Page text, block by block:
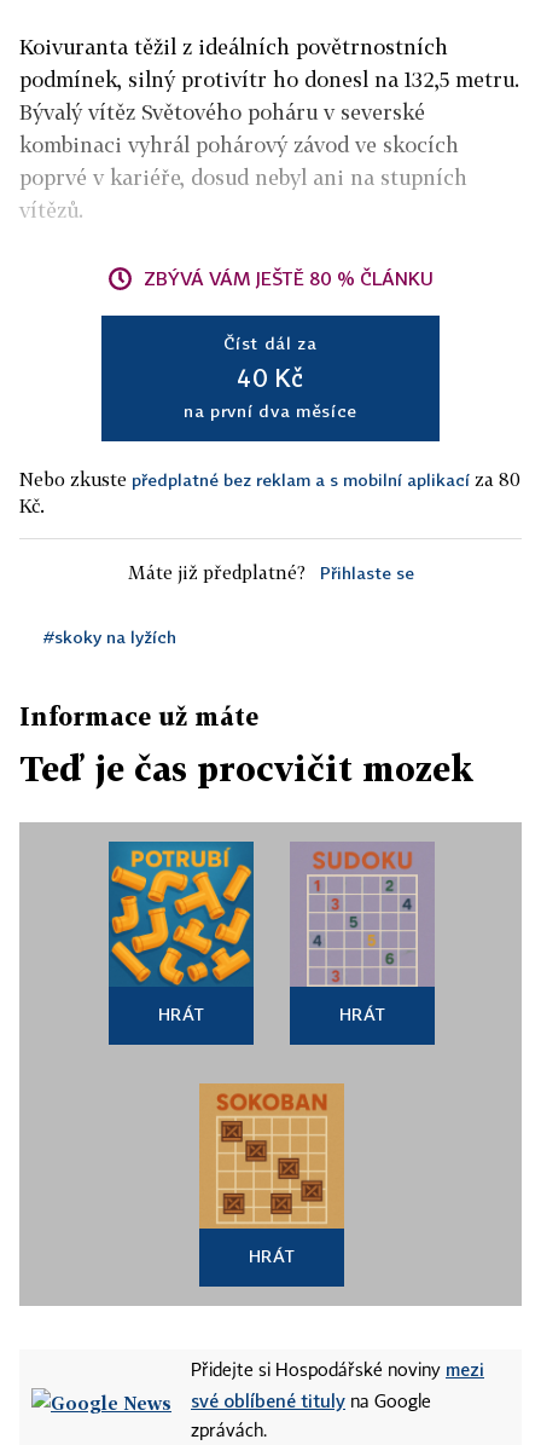
Koivuranta těžil z ideálních povětrnostních
podmínek, silný protivítr ho donesl na 132,5 metru.
Bývalý vítěz Světového poháru v severské
kombinaci vyhrál pohárový závod ve skocích
poprvé v kariéře, dosud nebyl ani na stupních
vítězů.
ZBÝVÁ VÁM JEŠTĚ 80 % ČLÁNKU
Číst dál za
40 Kč
na první dva měsíce
Nebo zkuste předplatné bez reklam a s mobilní aplikací za 80
Kč.
Máte již předplatné? Přihlaste se
#skoky na lyžích
Informace už máte
Teď je čas procvičit mozek
HRÁT HRÁT
HRÁT
Přidejte si Hospodářské noviny mezi
své oblíbené tituly na Google
zprávách.